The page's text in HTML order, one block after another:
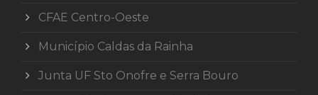
CFAE Centro-Oeste
Município Caldas da Rainha
Junta UF Sto Onofre e Serra Bouro